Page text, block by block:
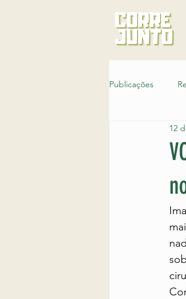
Publicações
Corridas pelo
12